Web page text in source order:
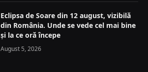
Eclipsa de Soare din 12 august, vizibilă
din România. Unde se vede cel mai bine
și la ce oră începe
August 5, 2026